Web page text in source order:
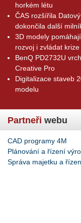
horkém létu
ČAS rozšířila
dokončila další
3D modely
rozvoj i zvládat krize
BenQ PD2732U
Creative Pro
Digitalizace staveb
modelu
Partneři webu
CAD programy 4M
Plánování a řízení
Správa majetku a